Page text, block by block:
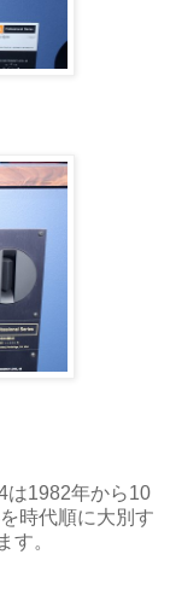
は1982年から10
時代順に大別す
す。